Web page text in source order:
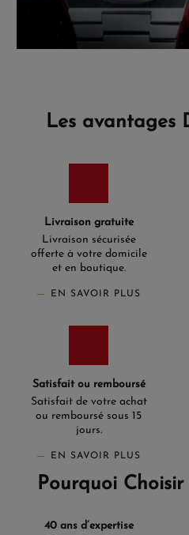
Les avantages
Livraison gratuite
Livraison sécurisée
offerte à votre domicile
et en boutique.
EN SAVOIR PLUS
Satisfait ou remboursé
Satisfait de votre achat
ou remboursé sous 15
jours.
EN SAVOIR PLUS
Pourquoi
40 ans d’expertise